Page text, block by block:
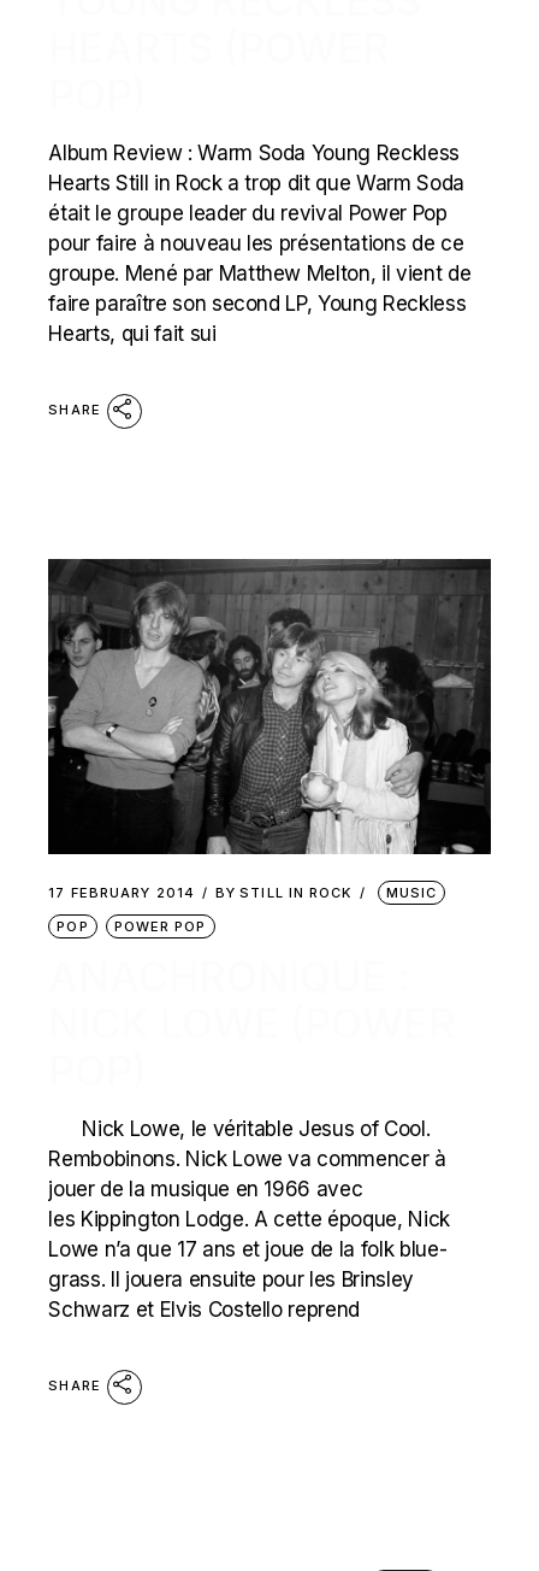
Album Review : Warm Soda Young Reckless
Hearts Still in Rock a trop dit que Warm Soda
était le groupe leader du revival Power Pop
pour faire à nouveau les présentations de ce
groupe. Mené par Matthew Melton, il vient de
faire paraître son second LP, Young Reckless
Hearts, qui fait sui
SHARE
17 FEBRUARY 2014 BY STILL IN ROCK
MUSIC
POP
POWER POP
Nick Lowe, le véritable Jesus of Cool.
Rembobinons. Nick Lowe va commencer à
jouer de la musique en 1966 avec
les Kippington Lodge. A cette époque, Nick
Lowe n’a que 17 ans et joue de la folk blue-
grass. Il jouera ensuite pour les Brinsley
Schwarz et Elvis Costello reprend
SHARE